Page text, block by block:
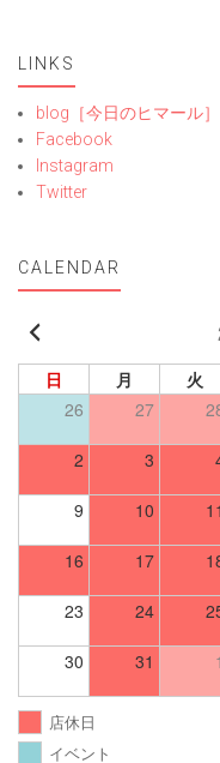
LINKS
blog［今日のヒマール］
Facebook
Instagram
Twitter
CALENDAR
日 月 火
26
27
2 3
9 10 11
16 17
23 24
30 31 1
店休日
イベント